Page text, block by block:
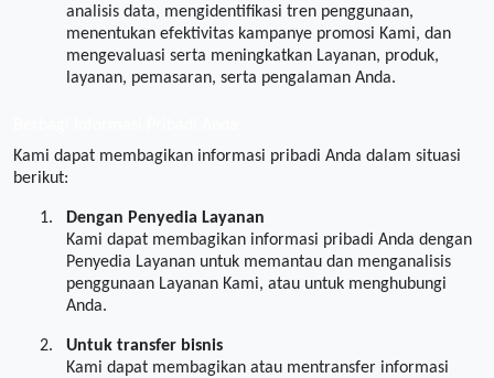
analisis data, mengidentifikasi tren penggunaan,
menentukan efektivitas kampanye promosi Kami, dan
mengevaluasi serta meningkatkan Layanan, produk,
layanan, pemasaran, serta pengalaman Anda.
Kami dapat membagikan informasi pribadi Anda dalam situasi
berikut:
1.
Dengan Penyedia Layanan
Kami dapat membagikan informasi pribadi Anda dengan
Penyedia Layanan untuk memantau dan menganalisis
penggunaan Layanan Kami, atau untuk menghubungi
Anda.
2.
Untuk transfer bisnis
Kami dapat membagikan atau mentransfer informasi